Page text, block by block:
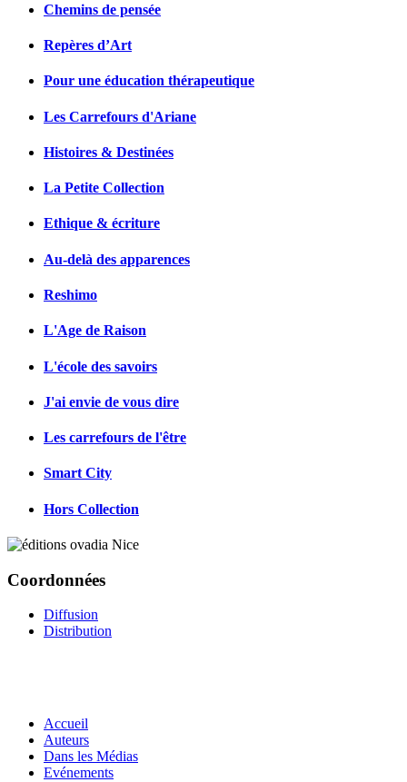
Chemins de pensée
Repères d’Art
Pour une éducation thérapeutique
Les Carrefours d'Ariane
Histoires & Destinées
La Petite Collection
Ethique & écriture
Au-delà des apparences
Reshimo
L'Age de Raison
L'école des savoirs
J'ai envie de vous dire
Les carrefours de l'être
Smart City
Hors Collection
Coordonnées
Diffusion
Distribution
Accueil
Auteurs
Dans les Médias
Evénements